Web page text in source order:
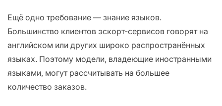
Ещё одно требование — знание языков.
Большинство клиентов эскорт-сервисов говорят на
английском или других широко распространённых
языках. Поэтому модели, владеющие иностранными
языками, могут рассчитывать на большее
количество заказов.